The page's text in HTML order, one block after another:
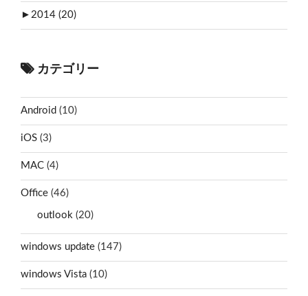
► 2014 (20)
カテゴリー
Android (10)
iOS (3)
MAC (4)
Office (46)
outlook (20)
windows update (147)
windows Vista (10)